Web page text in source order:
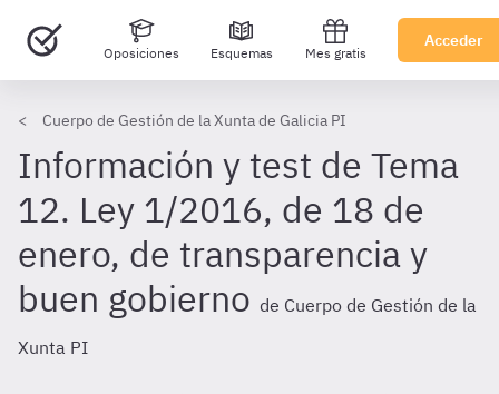
Oposiciones Esquemas Mes gratis
Acceder
Cuerpo de Gestión de la Xunta de Galicia PI
Información y test de Tema
12. Ley 1/2016, de 18 de
enero, de transparencia y
buen gobierno de Cuerpo de Gestión de la
Xunta PI